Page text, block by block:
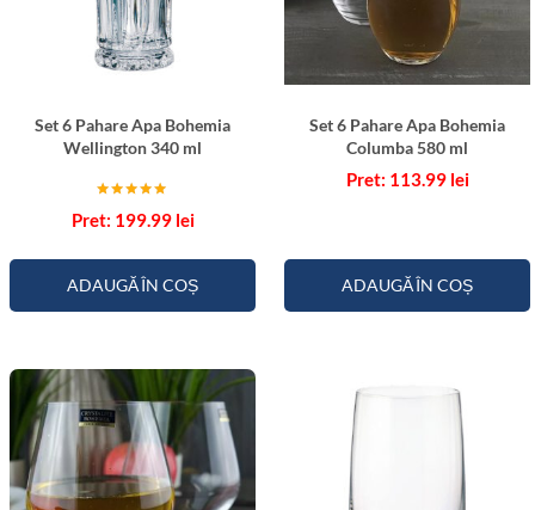
i
i
m
e
s
u
a
r
e
4
Set 6 Pahare Apa Bohemia
Wellington 340 ml
5.00
199.99 lei
ADAUGĂ ÎN COȘ
Set 6 Pahare Apa Bohemia
Columba 580 ml
113.99 lei
ADAUGĂ ÎN COȘ